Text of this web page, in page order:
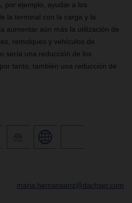
por ejemplo, ayudar a los
la terminal con la carga y la
aumentar aún más la utilización de
remolques y vehículos de
sería una reducción de los
tanto, también una reducción de
maria.hernansanz@dachser.com